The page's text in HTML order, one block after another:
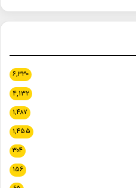
۶,۳۳۰
۴,۱۳۲
۱,۴۸۷
۱,۴۵۵
۳۰۴
۱۵۶